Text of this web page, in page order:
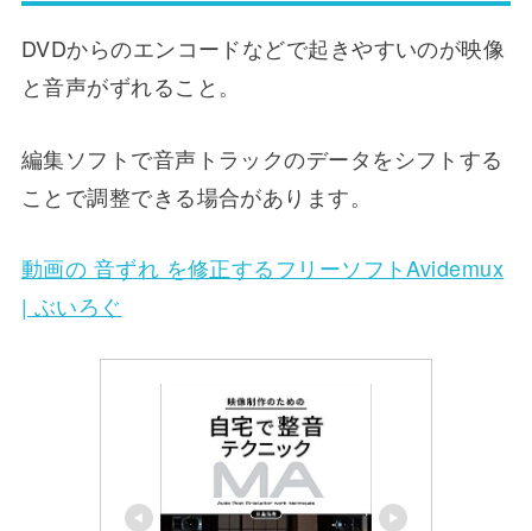
DVDからのエンコードなどで起きやすいのが映像
と音声がずれること。
編集ソフトで音声トラックのデータをシフトする
ことで調整できる場合があります。
動画の 音ずれ を修正するフリーソフトAvidemux
| ぶいろぐ